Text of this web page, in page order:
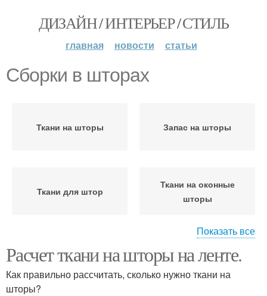
ДИЗАЙН / ИНТЕРЬЕР / СТИЛЬ
главная новости статьи
Сборки в шторах
Ткани на шторы Запас на шторы
Ткани для штор
Ткани на оконные
шторы
Шторы на окно
Показать все
Расчет ткани на шторы на ленте.
Как правильно рассчитать, сколько нужно ткани на
шторы?